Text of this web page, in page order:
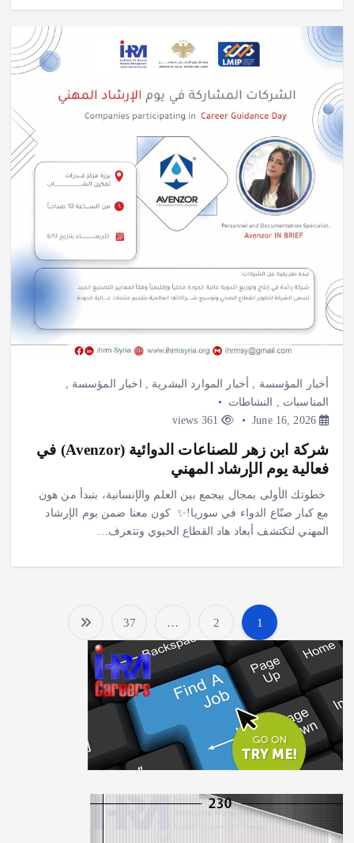
أخبار المؤسسة أخبار الموارد البشرية اخبار المؤسسة
المناسبات
النشاطات
June 16, 2026
361 views
شركة ابن زهر للصناعات الدوائية (Avenzor) في
فعالية يوم الإرشاد المهني
‎خطوتك الأولى بمجال بيجمع بين العلم والإنسانية، بتبدأ من هون
مع كبار صنّاع الدواء في سوريا!✨ ‎ ‎كون معنا ضمن يوم الإرشاد
المهني لتكتشف أبعاد هاد القطاع الحيوي وتتعرف…
P
o
s
t
s
1
2
…
37